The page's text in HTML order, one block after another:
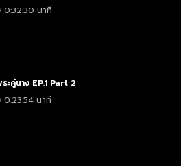
0:32:30 นาที
ะคู่นาง EP.1 Part 2
0:23:54 นาที